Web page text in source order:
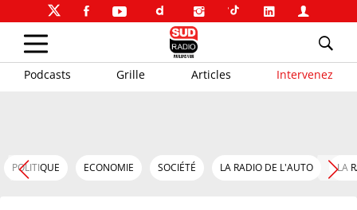
Podcasts Grille Articles Intervenez
POLITIQUE ECONOMIE SOCIÉTÉ LA RADIO DE L'AUTO LA